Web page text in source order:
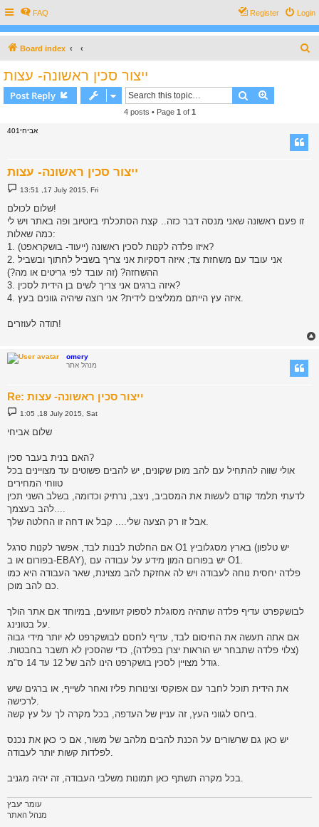
FAQ Login
Register
Board index
ייצור סכין ראשונה- עצות
Post Reply Search
4 posts • Page 1 of 1
אביחי401
ייצור סכין ראשונה- עצות
P
o
t
13:51 ,17 July 2015, Fri
שלום לכולם!
זו פעם ראשונה שאני מנסה דבר כזה.. קצת הסתכלתי ביוטיוב ופה באתר ויש לי
כמה שאלות:
1. איזו פלדה לקנות לסכין ראשונה (ייעוד- בושקראפט)?
2. אני עובד עם משחזת צד; איזה דסקיות אני צריך בשביל לחתוך ובשביל
ההשחזה? (זה עובד לפי גריטים או מה?)
3. איזה ברגים אני צריך לשים בן הידית לסכין?
4. איזה עץ הייתם ממליצים לידית? אני רוצה שיהיה גוונים בעץ.
תודה לעוזרים!
omery
מנהל אתר
Re: ייצור סכין ראשונה- עצות
P
o
t
1:05 ,18 July 2015, Sat
שלום אביחי
האם בנית בעבר סכין?
אולי שווה להתחיל עם להב מוכן שקונים, יש להבים פשוטים עד מצויינים בכל
טווחי המחירים
לדעתי תלמד קודם לעשות את המסביב, ניצב, נרתיק וכדומה, בשלב השני תכין
אם החלטת לבנות לבד, אפשר לקנות סרגל O1 בארץ מסגלוביץ (יש טלפון
בפורום או ב-EBAY), יש בפורום המון מידע על עבודה עם O1.
פלדה יחסית נוחה לעבודה ויש לה אחזקת להב מצוינת, שאר העבודה היא כמו
לבושקפרט עדיף פלדה שתהיה מסוגלת לספוק זעזועים, במיוחד אם אתר הולך
אם אתה תעשה את החיסום לבד, עדיף לחסם לבושקרפט לא יותר מידי גבוה
(צלוי פלדה שתבחר יש הוראות יצרן בפלדה), כדי שהסכין לא תשבר בחבטות.
את הידית תוכל לחבר עם אפוקסי וצינורות פליז ואחר לשייף, או ברגים שיש
יש כאן גם שרשורים על הכנת להבים מלהב של משור, אם כי כאן את נכנס
עומר יעבץ
מנהל האתר